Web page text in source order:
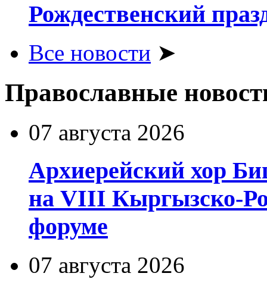
Рождественский
Все новости ➤
Православные
07 августа 2026
Архиерейский хор
на VIII Кыргызско-
форуме
07 августа 2026